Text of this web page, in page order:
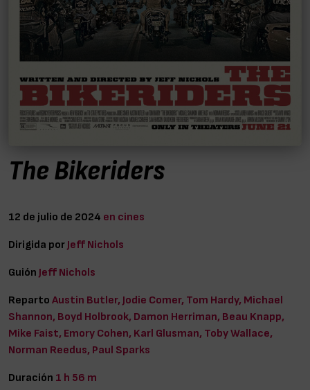
The Bikeriders
12 de julio de 2024 en cines
Dirigida por Jeff Nichols
Guión Jeff Nichols
Reparto Austin Butler, Jodie Comer, Tom Hardy, Michael
Shannon, Boyd Holbrook, Damon Herriman, Beau Knapp,
Mike Faist, Emory Cohen, Karl Glusman, Toby Wallace,
Norman Reedus, Paul Sparks
Duración 1 h 56 m